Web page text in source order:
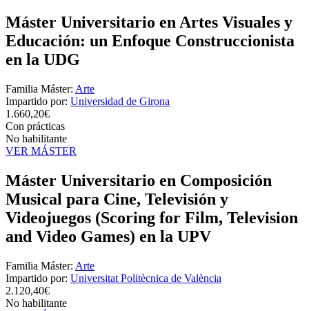
Máster Universitario en Artes Visuales y
Educación: un Enfoque Construccionista
en la UDG
Familia Máster: Arte
Impartido por: Universidad de Girona
1.660,20€
Con prácticas
No habilitante
VER MÁSTER
Máster Universitario en Composición
Musical para Cine, Televisión y
Videojuegos (Scoring for Film, Television
and Video Games) en la UPV
Familia Máster: Arte
Impartido por: Universitat Politècnica de València
2.120,40€
No habilitante